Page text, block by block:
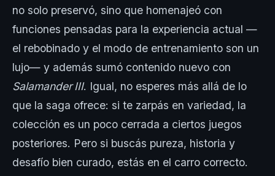
no solo preservó, sino que homenajeó con
funciones pensadas para la experiencia actual —
el rebobinado y el modo de entrenamiento son un
lujo— y además sumó contenido nuevo con
Salamander III. Igual, no esperes más allá de lo
que la saga ofrece: si te zarpás en variedad, la
colección es un poco cerrada a ciertos juegos
posteriores. Pero si buscás pureza, historia y
desafío bien curado, estás en el carro correcto.